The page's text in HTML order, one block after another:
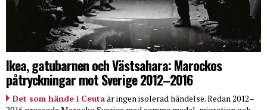
Ikea, gatubarnen och Västsahara: Marockos
påtryckningar mot Sverige 2012–2016
Det som hände i Ceutaär ingen isolerad händelse. Redan 2012–